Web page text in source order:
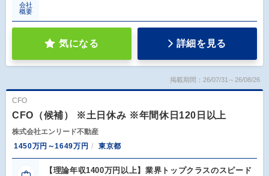
会社
概要
気になる 詳細を見る
掲載期間：26/07/31～26/08/26
CFO
CFO（候補） ※土日休み ※年間休日120日以上
株式会社エンリード不動産
1450万円～1649万円
東京都
【理論年収1400万円以上】業界トップクラスのスピード